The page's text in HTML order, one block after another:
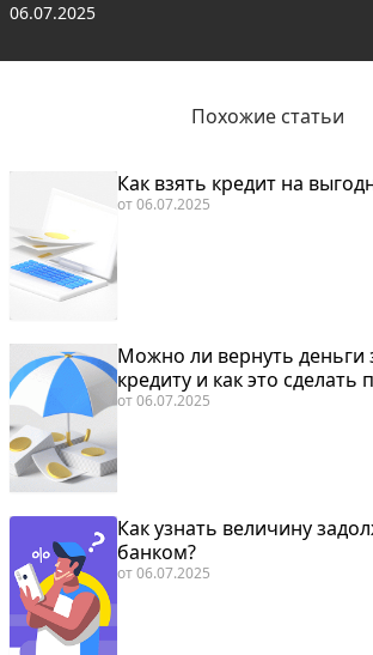
06.07.2025
Похожие статьи
Как взять кредит на
от06.07.2025
Можно ли вернуть деньги
кредиту и как это сделать
от06.07.2025
Как узнать величину
банком?
от06.07.2025